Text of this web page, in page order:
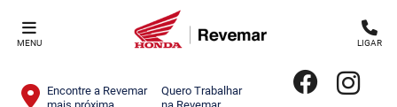
MENU LIGAR
Encontre a Revemar
Quero Trabalhar